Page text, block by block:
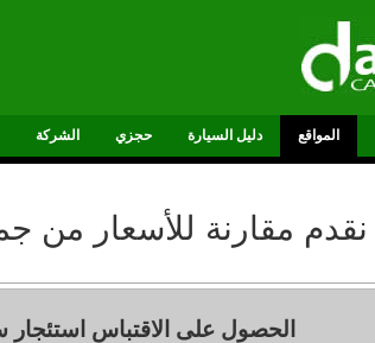
المواقع دليل السيارة حجزي الشركة
نقدم مقارنة للأسعار من
الحصول على الاقتباس استئجار